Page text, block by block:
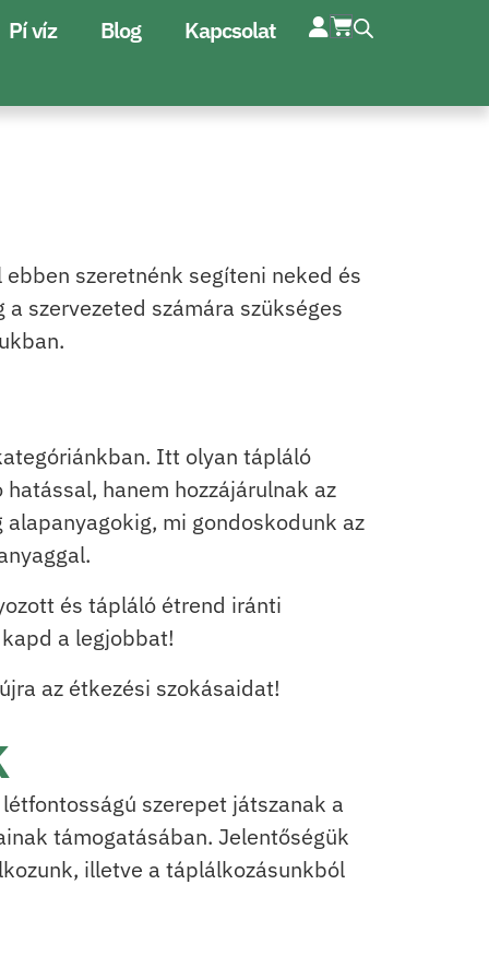
Pí víz Blog Kapcsolat
szeretnénk segíteni neked és
szervezeted számára szükséges
Itt olyan tápláló
hanem hozzájárulnak az
mi gondoskodunk az
és tápláló étrend iránti
a legjobbat!
az étkezési szokásaidat!
szerepet játszanak a
támogatásában. Jelentőségük
illetve a táplálkozásunkból